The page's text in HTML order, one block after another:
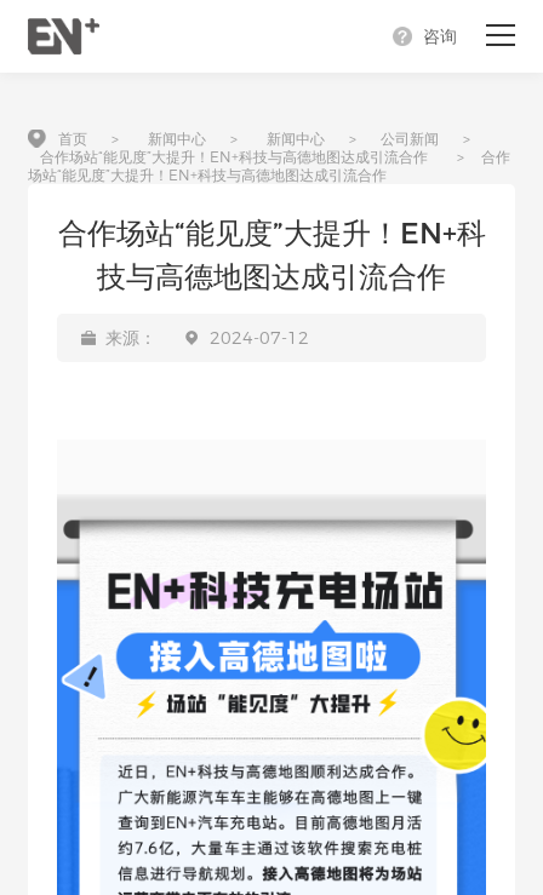
产品
充电解决方案
合作支持
咨询
首页 > 新闻中心 > 新闻中心 > 公司新闻
>
合作场站“能见度”大提升！EN+科技与高德地图达成引流合作
>
合作
场站“能见度”大提升！EN+科技与高德地图达成引流合作
合作场站“能见度”大提升！EN+科
技与高德地图达成引流合作
来源： 2024-07-12